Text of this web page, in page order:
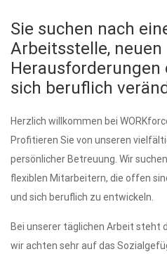
Sie suchen nach
Arbeitsstelle, neuen
Herausforderungen
sich beruflich
Herzlich willkommen bei
Profitieren Sie von unseren
persönlicher Betreuung. Wir
flexiblen Mitarbeitern, die offen
und sich beruflich zu entwickeln.
Bei unserer täglichen Arbeit steht
wir achten sehr auf das